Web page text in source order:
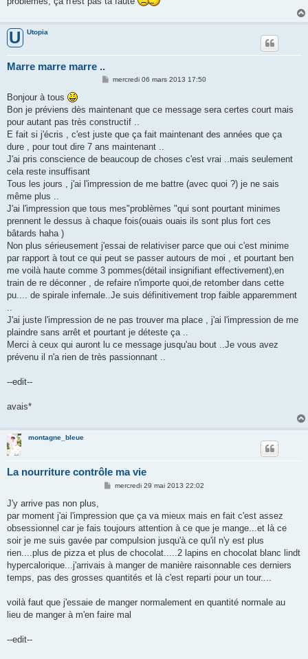
U Utopia
Marre marre marre ..
M
a
g
mercredi 06 mars 2013 17:50
Bonjour à tous
Bon je préviens dès maintenant que ce message sera certes court mais
pour autant pas très constructif ..
E fait si j'écris , c'est juste que ça fait maintenant des années que ça
dure , pour tout dire 7 ans maintenant ..
J'ai pris conscience de beaucoup de choses c'est vrai ..mais seulement
cela reste insuffisant
Tous les jours , j'ai l'impression de me battre (avec quoi ?) je ne sais
même plus ..
J'ai l'impression que tous mes"problèmes "qui sont pourtant minimes
prennent le dessus à chaque fois(ouais ouais ils sont plus fort ces
bâtards haha )
Non plus sérieusement j'essai de relativiser parce que oui c'est minime
par rapport à tout ce qui peut se passer autours de moi , et pourtant ben
me voilà haute comme 3 pommes(détail insignifiant effectivement),en
train de re déconner , de refaire n'importe quoi,de retomber dans cette
pu.... de spirale infernale..Je suis définitivement trop faible apparemment
..
J'ai juste l'impression de ne pas trouver ma place , j'ai l'impression de me
plaindre sans arrêt et pourtant je déteste ça ..
Merci à ceux qui auront lu ce message jusqu'au bout ..Je vous avez
prévenu il n'a rien de très passionnant ..
--edit--
avais*
montagne_bleue
La nourriture contrôle ma vie
M
a
g
e
mercredi 29 mai 2013 22:02
J'y arrive pas non plus,
par moment j'ai l'impression que ça va mieux mais en fait c'est assez
obsessionnel car je fais toujours attention à ce que je mange...et là ce
soir je me suis gavée par compulsion jusqu'à ce qu'il n'y est plus
rien....plus de pizza et plus de chocolat.....2 lapins en chocolat blanc lindt
hypercalorique...j'arrivais à manger de manière raisonnable ces derniers
temps, pas des grosses quantités et là c'est reparti pour un tour....
voilà faut que j'essaie de manger normalement en quantité normale au
lieu de manger à m'en faire mal
--edit--